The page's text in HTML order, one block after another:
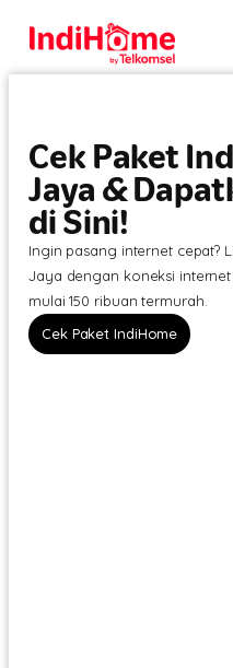
Cek Paket
Jaya &
di Sini!
Ingin pasang internet cepat?
Jaya dengan koneksi
mulai 150 ribuan termurah.
Cek Paket IndiHome